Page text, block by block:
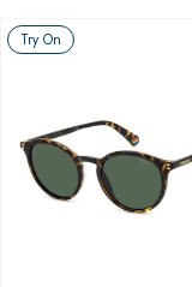
Try On